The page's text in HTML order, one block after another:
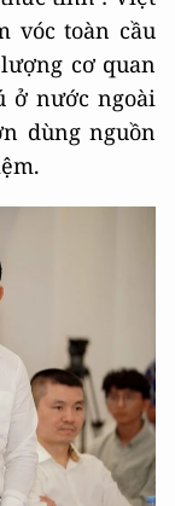
vóc toàn cầu
cơ quan
ở nước ngoài
dùng nguồn